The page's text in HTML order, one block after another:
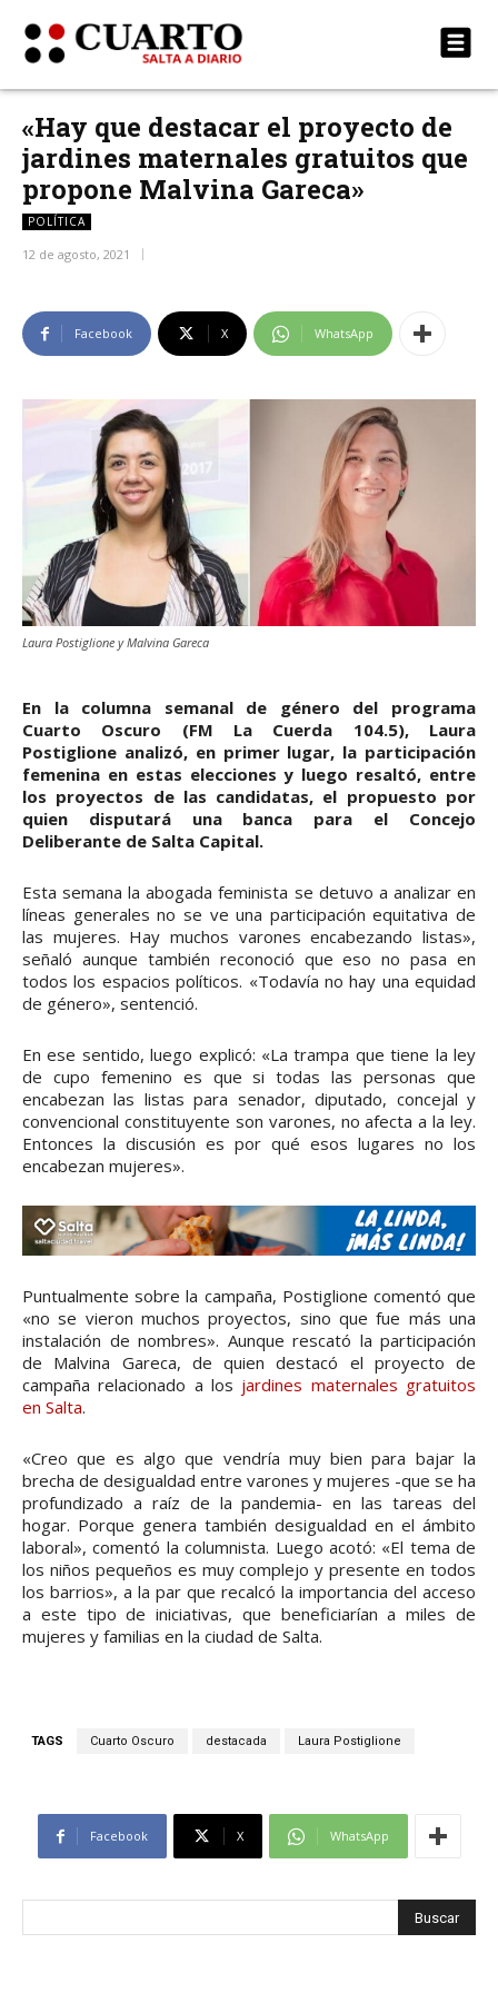
«Hay que destacar el proyecto de
jardines maternales gratuitos que
propone Malvina Gareca»
POLÍTICA
12 de agosto, 2021
Facebook X WhatsApp
Laura Postiglione y Malvina Gareca
En la columna semanal de género del programa
Cuarto Oscuro (FM La Cuerda 104.5), Laura
Postiglione analizó, en primer lugar, la participación
femenina en estas elecciones y luego resaltó, entre
los proyectos de las candidatas, el propuesto por
quien disputará una banca para el Concejo
Deliberante de Salta Capital.
Esta semana la abogada feminista se detuvo a analizar en
líneas generales no se ve una participación equitativa de
las mujeres. Hay muchos varones encabezando listas»,
señaló aunque también reconoció que eso no pasa en
todos los espacios políticos. «Todavía no hay una equidad
de género», sentenció.
En ese sentido, luego explicó: «La trampa que tiene la ley
de cupo femenino es que si todas las personas que
encabezan las listas para senador, diputado, concejal y
convencional constituyente son varones, no afecta a la ley.
Entonces la discusión es por qué esos lugares no los
encabezan mujeres».
Puntualmente sobre la campaña, Postiglione comentó que
«no se vieron muchos proyectos, sino que fue más una
instalación de nombres». Aunque rescató la participación
de Malvina Gareca, de quien destacó el proyecto de
campaña relacionado a los jardines maternales gratuitos
en Salta.
«Creo que es algo que vendría muy bien para bajar la
brecha de desigualdad entre varones y mujeres -que se ha
profundizado a raíz de la pandemia- en las tareas del
hogar. Porque genera también desigualdad en el ámbito
laboral», comentó la columnista. Luego acotó: «El tema de
los niños pequeños es muy complejo y presente en todos
los barrios», a la par que recalcó la importancia del acceso
a este tipo de iniciativas, que beneficiarían a miles de
mujeres y familias en la ciudad de Salta.
TAGS Cuarto Oscuro destacada Laura Postiglione
Facebook X WhatsApp